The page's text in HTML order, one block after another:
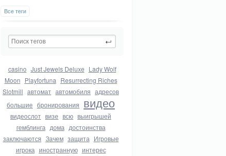
Все теги
casino Just Jewels Deluxe Lady Wolf
Moon Playfortuna Resurrecting Riches
Slotmill автомат автомобиля адресов
большие бронирования видео
видеослот визе всю выигрышей
гемблинга дома достоинства
заключаются Зачем защита Игровые
игрока иностранную интерес